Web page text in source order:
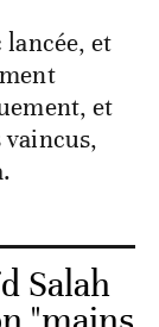
lancée, et
et
vaincus,
Salah